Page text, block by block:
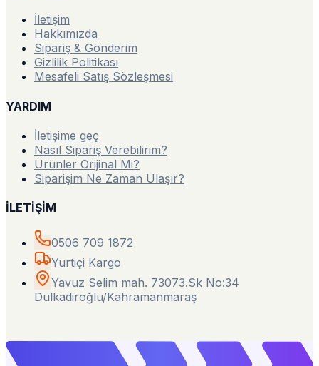
İletişim
Hakkımızda
Sipariş & Gönderim
Gizlilik Politikası
Mesafeli Satış Sözleşmesi
YARDIM
İletişime geç
Nasıl Sipariş Verebilirim?
Ürünler Orijinal Mi?
Siparişim Ne Zaman Ulaşır?
İLETİŞİM
0506 709 1872
Yurtiçi Kargo
Yavuz Selim mah. 73073.Sk No:34
Dulkadiroğlu/Kahramanmaraş